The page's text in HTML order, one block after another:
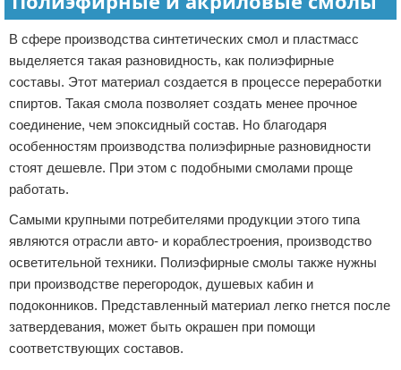
В сфере производства синтетических смол и пластмасс
выделяется такая разновидность, как полиэфирные
составы. Этот материал создается в процессе переработки
спиртов. Такая смола позволяет создать менее прочное
соединение, чем эпоксидный состав. Но благодаря
особенностям производства полиэфирные разновидности
стоят дешевле. При этом с подобными смолами проще
работать.
Самыми крупными потребителями продукции этого типа
являются отрасли авто- и кораблестроения, производство
осветительной техники. Полиэфирные смолы также нужны
при производстве перегородок, душевых кабин и
подоконников. Представленный материал легко гнется после
затвердевания, может быть окрашен при помощи
соответствующих составов.